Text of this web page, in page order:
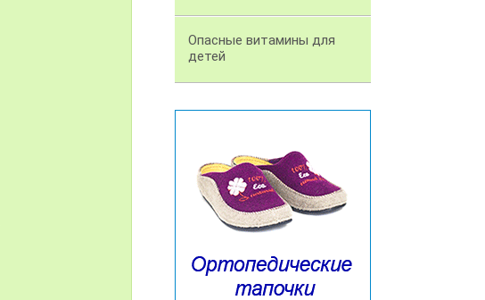
Опасные витамины для
детей